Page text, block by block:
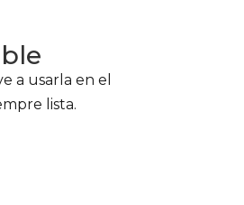
a usarla en el
lista.